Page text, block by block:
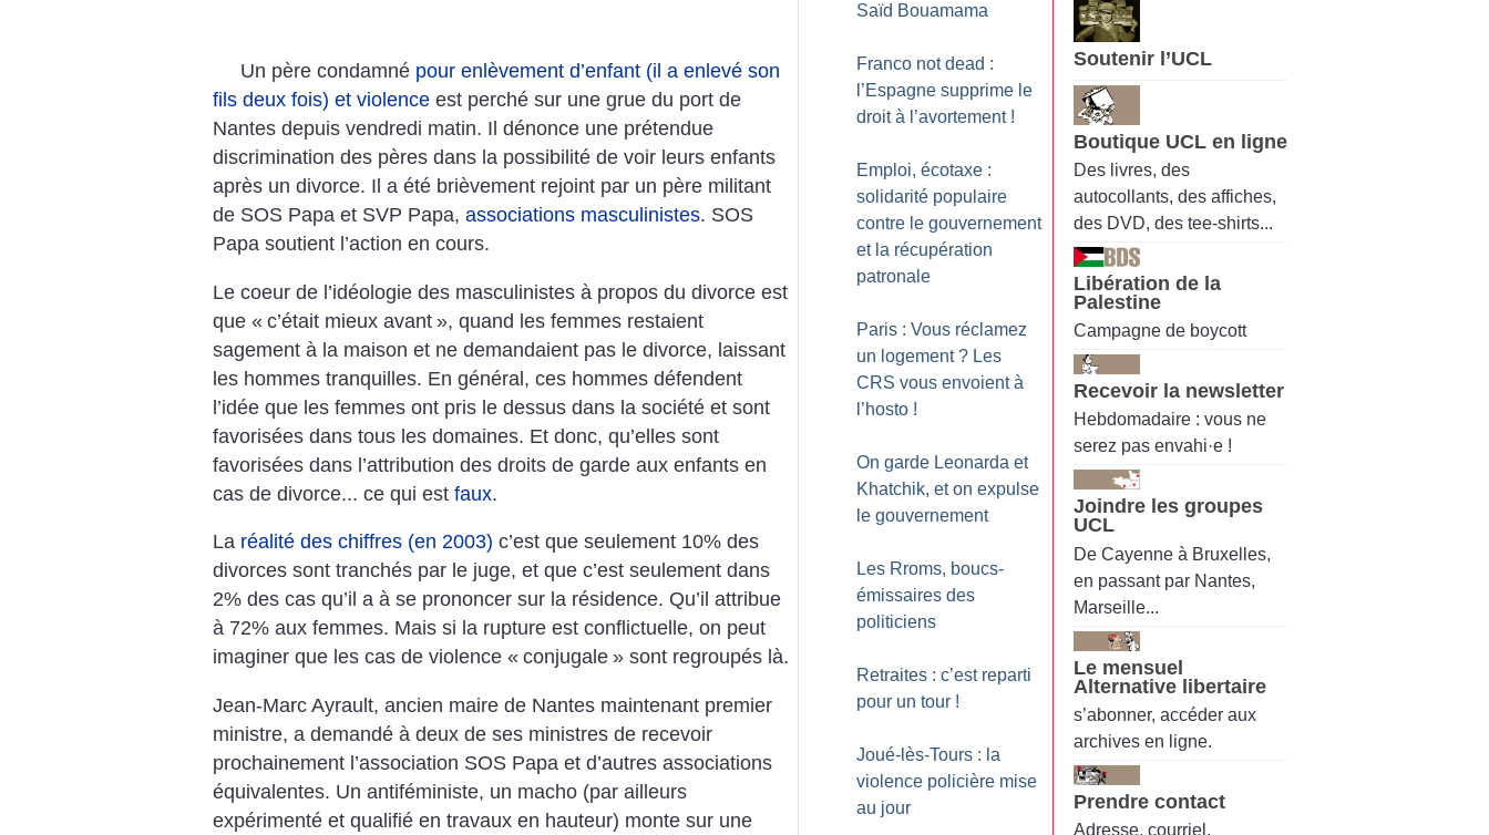
Un père condamné pour enlèvement d’enfant (il a enlevé son
fils deux fois) et violence est perché sur une grue du port de
Nantes depuis vendredi matin. Il dénonce une prétendue
discrimination des pères dans la possibilité de voir leurs enfants
après un divorce. Il a été brièvement rejoint par un père militant
de SOS Papa et SVP Papa, associations masculinistes. SOS
Papa soutient l’action en cours.
Le coeur de l’idéologie des masculinistes à propos du divorce est
que « c’était mieux avant », quand les femmes restaient
sagement à la maison et ne demandaient pas le divorce, laissant
les hommes tranquilles. En général, ces hommes défendent
l’idée que les femmes ont pris le dessus dans la société et sont
favorisées dans tous les domaines. Et donc, qu’elles sont
favorisées dans l’attribution des droits de garde aux enfants en
cas de divorce... ce qui est faux.
La réalité des chiffres (en 2003) c’est que seulement 10% des
divorces sont tranchés par le juge, et que c’est seulement dans
2% des cas qu’il a à se prononcer sur la résidence. Qu’il attribue
à 72% aux femmes. Mais si la rupture est conflictuelle, on peut
imaginer que les cas de violence « conjugale » sont regroupés là.
Jean-Marc Ayrault, ancien maire de Nantes maintenant premier
ministre, a demandé à deux de ses ministres de recevoir
prochainement l’association SOS Papa et d’autres associations
équivalentes. Un antiféministe, un macho (par ailleurs
expérimenté et qualifié en travaux en hauteur) monte sur une
Saïd Bouamama
Franco not dead :
l’Espagne supprime le
droit à l’avortement !
Emploi, écotaxe :
solidarité populaire
contre le gouvernement
et la récupération
patronale
Paris : Vous réclamez
un logement ? Les
CRS vous envoient à
l’hosto !
On garde Leonarda et
Khatchik, et on expulse
le gouvernement
Les Rroms, boucs-
émissaires des
politiciens
Retraites : c’est reparti
pour un tour !
Joué-lès-Tours : la
violence policière mise
au jour
Soutenir l’UCL
Boutique UCL en ligne
Des livres, des
autocollants, des affiches,
des DVD, des tee-shirts...
Libération de la
Palestine
Campagne de boycott
Recevoir la newsletter
Hebdomadaire : vous ne
serez pas envahi·e !
Joindre les groupes
UCL
De Cayenne à Bruxelles,
en passant par Nantes,
Marseille...
Le mensuel
Alternative libertaire
s’abonner, accéder aux
archives en ligne.
Prendre contact
Adresse, courriel,